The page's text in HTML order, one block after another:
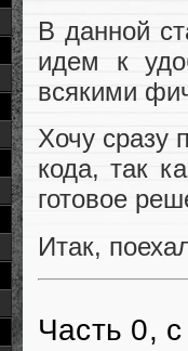
В данной
идем к
всякими
Хочу сразу
кода, так
готовое
Итак,
Часть 0,